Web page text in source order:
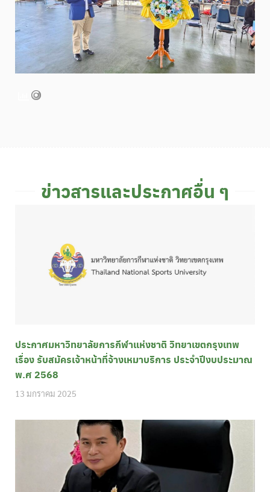
ข่าวสารและประกาศอื่น ๆ
ประกาศมหาวิทยาลัยการกีฬาแห่งชาติ วิทยาเขตกรุงเทพ
เรื่อง รับสมัครเจ้าหน้าที่จ้างเหมาบริการ ประจำปีงบประมาณ
พ.ศ 2568
13 มกราคม 2025